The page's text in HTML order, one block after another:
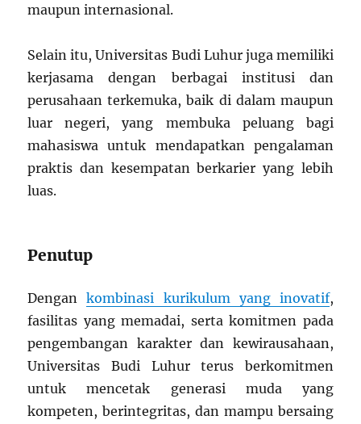
maupun internasional.
Selain itu, Universitas Budi Luhur juga memiliki
kerjasama dengan berbagai institusi dan
perusahaan terkemuka, baik di dalam maupun
luar negeri, yang membuka peluang bagi
mahasiswa untuk mendapatkan pengalaman
praktis dan kesempatan berkarier yang lebih
luas.
Penutup
Dengankombinasi kurikulum yang inovatif,
fasilitas yang memadai, serta komitmen pada
pengembangan karakter dan kewirausahaan,
Universitas Budi Luhur terus berkomitmen
untuk mencetak generasi muda yang
kompeten, berintegritas, dan mampu bersaing